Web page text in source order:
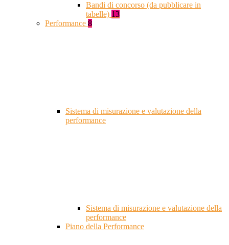
Bandi di concorso (da pubblicare in
tabelle) 13
Performance 8
Sistema di misurazione e valutazione della
performance
Sistema di misurazione e valutazione della
performance
Piano della Performance